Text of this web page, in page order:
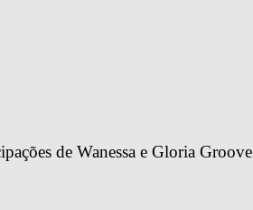
de Wanessa e Gloria Groove